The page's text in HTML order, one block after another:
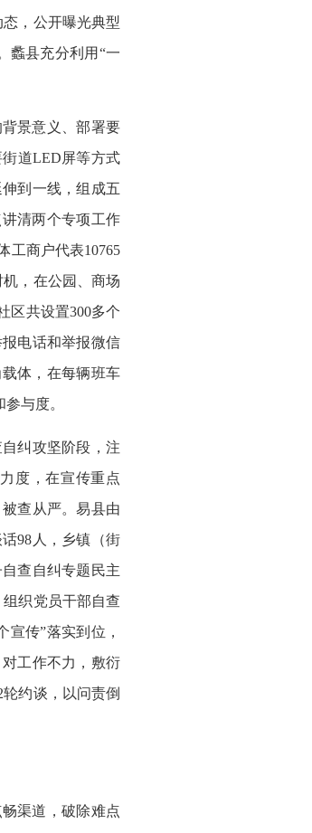
，公开曝光典型
蠡县充分利用“一
景意义、部署要
道LED屏等方式
到一线，组成五
清两个专项工作
工商户代表10765
，在公园、商场
区共设置300多个
电话和举报微信
体，在每辆班车
与度。
纠攻坚阶段，注
度，在宣传重点
查从严。易县由
98人，乡镇（街
查自纠专题民主
织党员干部自查
传”落实到位，
工作不力，敷衍
约谈，以问责倒
渠道，破除难点